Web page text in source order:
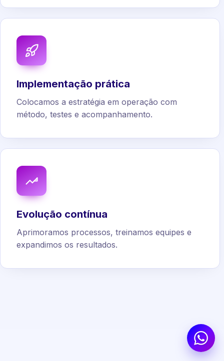
Implementação prática
Colocamos a estratégia em operação com
método, testes e acompanhamento.
Evolução contínua
Aprimoramos processos, treinamos equipes e
expandimos os resultados.